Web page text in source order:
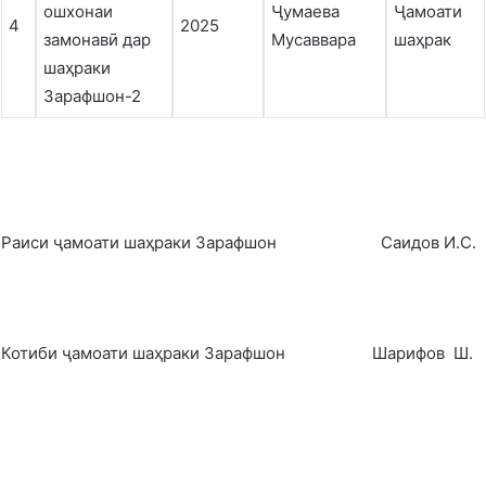
4
ошхонаи
замонавӣ дар
шаҳраки
Зарафшон-2
2025
Ҷумаева
Мусаввара
Ҷамоати
шаҳрак
Раиси ҷамоати шаҳраки Зарафшон Саидов И.С.
Котиби ҷамоати шаҳраки Зарафшон Шарифов Ш.